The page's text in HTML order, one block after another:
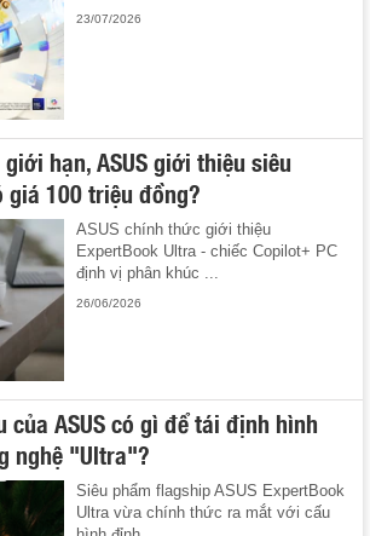
23/07/2026
hạn, ASUS giới thiệu siêu
giá 100 triệu đồng?
ASUS chính thức giới thiệu
ExpertBook Ultra - chiếc Copilot+ PC
định vị phân khúc ...
26/06/2026
của ASUS có gì để tái định hình
nghệ "Ultra"?
Siêu phẩm flagship ASUS ExpertBook
Ultra vừa chính thức ra mắt với cấu